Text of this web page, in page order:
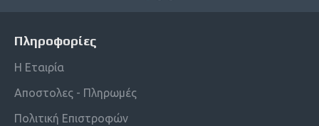
Πληροφορίες
Η Εταιρία
Αποστολες - Πληρωμές
Πολιτική Επιστροφών